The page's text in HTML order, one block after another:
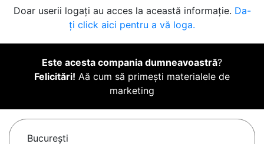
Doar userii logați au acces la această informație. Da-
ți click aici pentru a vă loga.
Este acesta compania dumneavoastră?
Felicitări! Aă cum să primești materialele de
marketing
Bucureşti